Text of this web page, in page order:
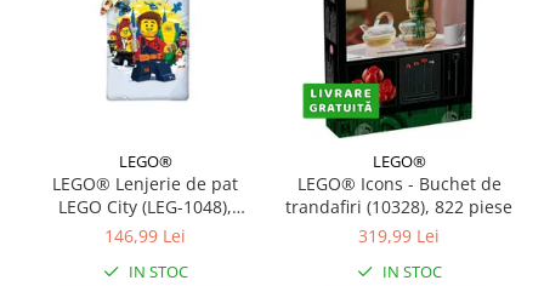
LEGO®
LEGO® Lenjerie de pat
LEGO City (LEG-1048),
140x200 cm
146,99 Lei
IN STOC
LEGO®
LEGO® Icons - Buchet de
trandafiri (10328), 822 piese
319,99 Lei
IN STOC